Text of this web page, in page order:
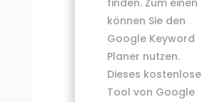
finden. Zum einen
können Sie den
Google Keyword
Planer nutzen.
Dieses kostenlose
Tool von Google